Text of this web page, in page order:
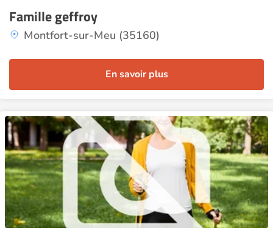
Famille geffroy
Montfort-sur-Meu (35160)
En savoir plus